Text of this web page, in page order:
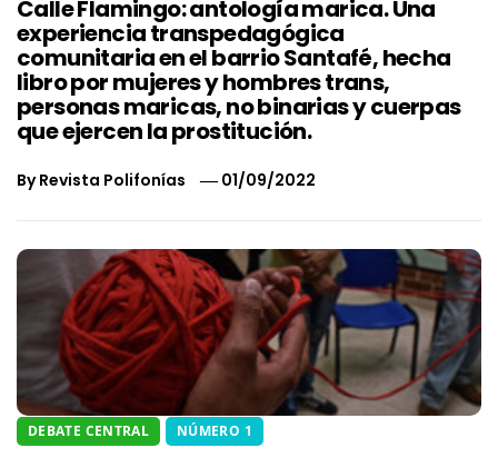
Calle Flamingo: antología marica. Una
experiencia transpedagógica
comunitaria en el barrio Santafé, hecha
libro por mujeres y hombres trans,
personas maricas, no binarias y cuerpas
que ejercen la prostitución.
ByRevista Polifonías 01/09/2022
DEBATE CENTRAL NÚMERO 1